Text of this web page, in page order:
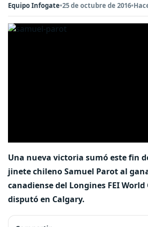
Equipo Infogate•25 de octubre de 2016•
Una nueva victoria sumó este fin
jinete chileno Samuel Parot al
canadiense del Longines FEI World
disputó en Calgary.